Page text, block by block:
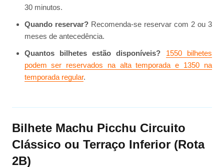
30 minutos.
Quando reservar?Recomenda-se reservar com 2 ou 3
meses de antecedência.
Quantos bilhetes estão disponíveis?
1550 bilhetes
podem ser reservados na alta temporada e 1350 na
temporada regular.
Bilhete Machu Picchu Circuito
Clássico ou Terraço Inferior (Rota
2B)